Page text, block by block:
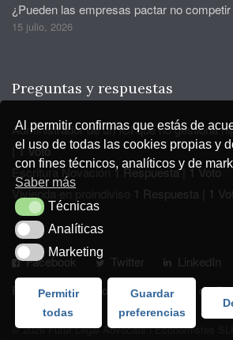
Al permitir confirmas que estás de
el uso de todas las cookies propias y
con fines técnicos, analíticos y de
Saber más
TécnicasTécnicas
AnalíticasAnalíticas
MarketingMarketing
Permitir
todas
Guardar
preferencias
¿Pueden las empresas pactar no
15 julio, 2026
Preguntas y respuestas
Administrador de un ICI que no gestiona
|1 Voto
Escritura Novación1 Respuesta| 1 Voto
Vivienda en proindiviso
1 Respuesta 1
Facebook Twitter LinkedIn
Privacidad y Aviso Legal
Política de
© 2026 Futur Legal Advocats i Economistes SLP